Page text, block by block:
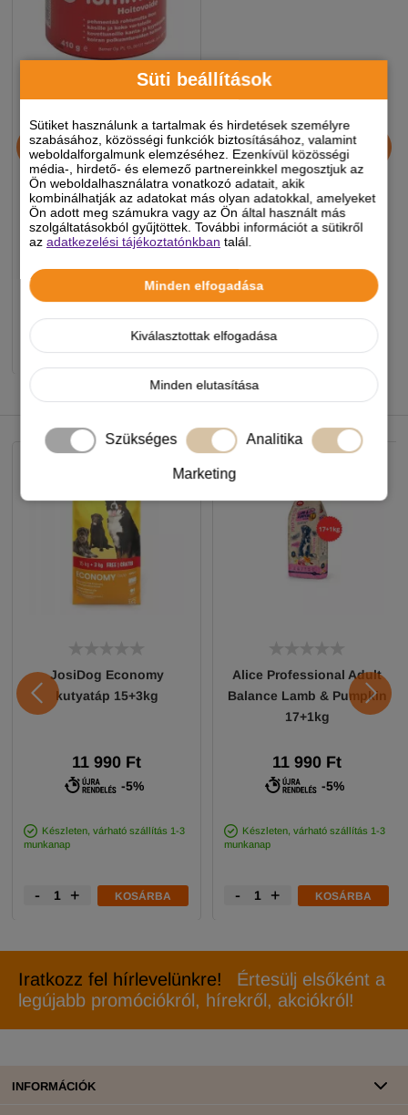
Süti beállítások
Sütiket használunk a tartalmak és hirdetések személyre
szabásához, közösségi funkciók biztosításához, valamint
weboldalforgalmunk elemzéséhez. Ezenkívül közösségi
média-, hirdető- és elemező partnereinkkel megosztjuk az
Ön weboldalhasználatra vonatkozó adatait, akik
kombinálhatják az adatokat más olyan adatokkal, amelyeket
Ön adott meg számukra vagy az Ön által használt más
szolgáltatásokból gyűjtöttek. További információt a sütikről
azadatkezelési tájékoztatónkban talál.
Minden elfogadása
Kiválasztottak elfogadása
Minden elutasítása
Szükséges Analitika
Marketing
Tummeli Tőgykenőcs 410
gr
5 790 Ft
Készleten, várható szállítás 1-3
munkanap
+ KOSÁRBA
JosiDog Economy
kutyatáp 15+3kg
11 990 Ft
-5%
Készleten, várható szállítás 1-3
munkanap
- + KOSÁRBA
Alice Professional Adult
Balance Lamb & Pumpkin
17+1kg
11 990 Ft
-5%
Készleten, várható szállítás 1-3
munkanap
- + KOSÁRBA
Iratkozz fel hírlevelünkre!
Értesülj elsőként a
legújabb promóciókról, hírekről, akciókról!
INFORMÁCIÓK